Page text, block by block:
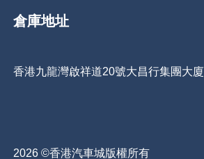
倉庫地址
香港九龍灣啟祥道20號大昌行集團大廈
2026 ©香港汽車城版權所有